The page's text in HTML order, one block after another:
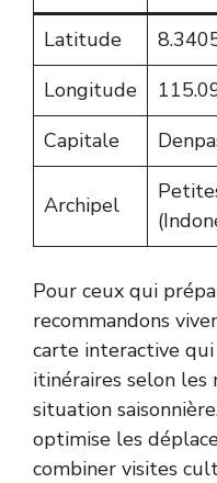
Latitude
Longitude
Capitale
Archipel
Pour ceux qui
recommandons
carte interactive
itinéraires selon
situation
optimise les
combiner visites